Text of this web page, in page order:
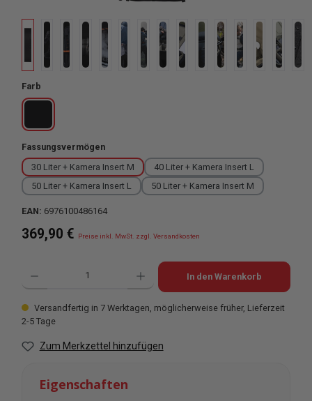
Farb
Fassungsvermögenauswählen
30 Liter + Kamera Insert M
40 Liter + Kamera Insert L
50 Liter + Kamera Insert L
50 Liter + Kamera Insert M
EAN: 6976100486164
Regulärer Preis:
369,90 € Preise inkl. MwSt. zzgl. Versandkosten
Produkt Anzahl: Gib den gewünschten Wert ein oder benutze die
In den Warenkorb
Versandfertig in 7 Werktagen, möglicherweise früher, Lieferzeit
2-5 Tage
Zum Merkzettel hinzufügen
Eigenschaften